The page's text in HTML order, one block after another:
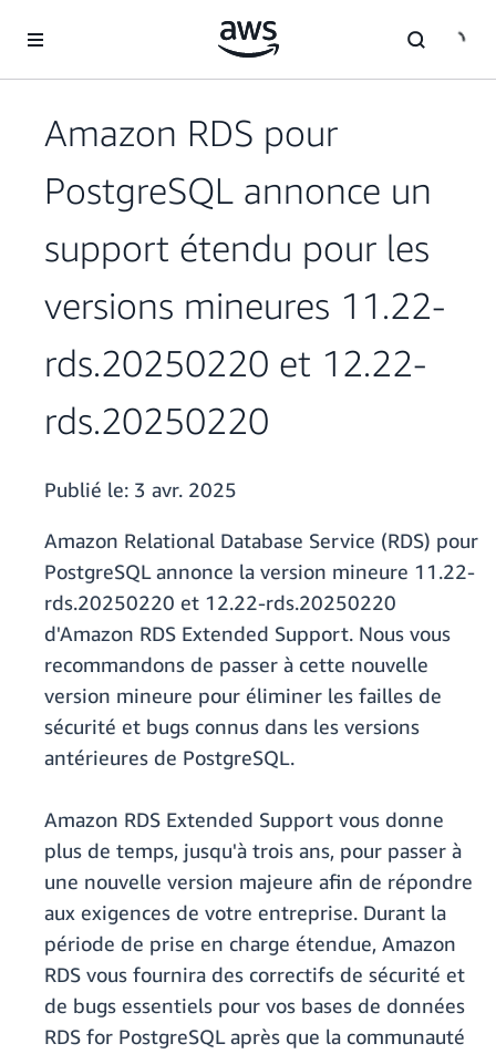
Amazon RDS pour
PostgreSQL annonce un
support étendu pour les
versions mineures 11.22-
rds.20250220 et 12.22-
rds.20250220
Publié le: 3 avr. 2025
Amazon Relational Database Service (RDS) pour
PostgreSQL annonce la version mineure 11.22-
rds.20250220 et 12.22-rds.20250220
d'Amazon RDS Extended Support. Nous vous
recommandons de passer à cette nouvelle
version mineure pour éliminer les failles de
sécurité et bugs connus dans les versions
antérieures de PostgreSQL.
Amazon RDS Extended Support vous donne
plus de temps, jusqu'à trois ans, pour passer à
une nouvelle version majeure afin de répondre
aux exigences de votre entreprise. Durant la
période de prise en charge étendue, Amazon
RDS vous fournira des correctifs de sécurité et
de bugs essentiels pour vos bases de données
RDS for PostgreSQL après que la communauté